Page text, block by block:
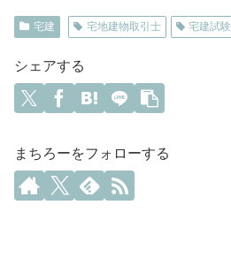
宅建 宅地建物取引士 宅建試験
シェアする
まちろーをフォローする